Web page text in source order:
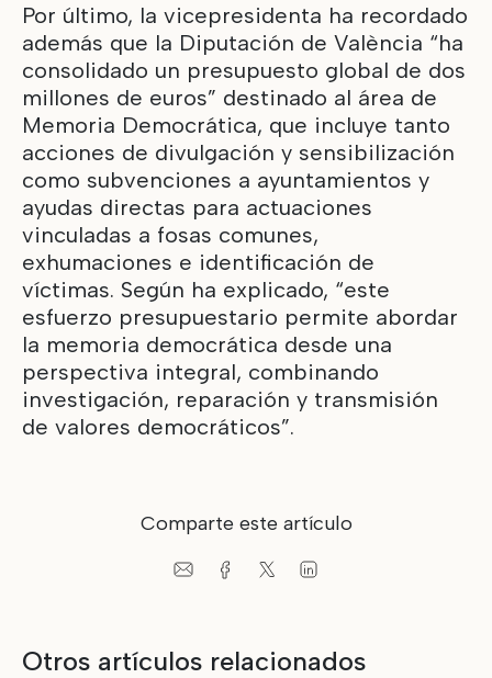
Por último, la vicepresidenta ha recordado
además que la Diputación de València “ha
consolidado un presupuesto global de dos
millones de euros” destinado al área de
Memoria Democrática, que incluye tanto
acciones de divulgación y sensibilización
como subvenciones a ayuntamientos y
ayudas directas para actuaciones
vinculadas a fosas comunes,
exhumaciones e identificación de
víctimas. Según ha explicado, “este
esfuerzo presupuestario permite abordar
la memoria democrática desde una
perspectiva integral, combinando
investigación, reparación y transmisión
de valores democráticos”.
Comparte este artículo
Otros artículos relacionados